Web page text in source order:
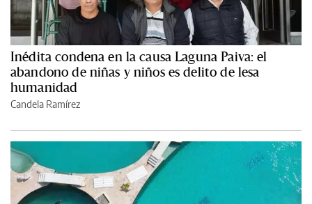
Inédita condena en la causa Laguna Paiva: el
abandono de niñas y niños es delito de lesa
humanidad
Candela Ramírez